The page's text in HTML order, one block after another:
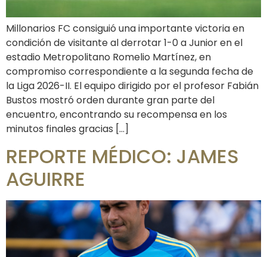
Millonarios FC consiguió una importante victoria en
condición de visitante al derrotar 1-0 a Junior en el
estadio Metropolitano Romelio Martínez, en
compromiso correspondiente a la segunda fecha de
la Liga 2026-II. El equipo dirigido por el profesor Fabián
Bustos mostró orden durante gran parte del
encuentro, encontrando su recompensa en los
minutos finales gracias […]
REPORTE MÉDICO: JAMES
AGUIRRE